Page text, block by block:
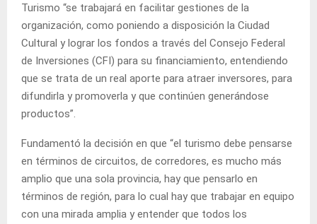
Turismo “se trabajará en facilitar gestiones de la
organización, como poniendo a disposición la Ciudad
Cultural y lograr los fondos a través del Consejo Federal
de Inversiones (CFI) para su financiamiento, entendiendo
que se trata de un real aporte para atraer inversores, para
difundirla y promoverla y que continúen generándose
productos”.
Fundamentó la decisión en que “el turismo debe pensarse
en términos de circuitos, de corredores, es mucho más
amplio que una sola provincia, hay que pensarlo en
términos de región, para lo cual hay que trabajar en equipo
con una mirada amplia y entender que todos los